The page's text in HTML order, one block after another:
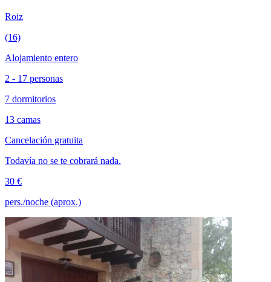
Roiz
(16)
Alojamiento entero
2 - 17 personas
7 dormitorios
13 camas
Cancelación gratuita
Todavía no se te cobrará nada.
30 €
pers./noche (aprox.)